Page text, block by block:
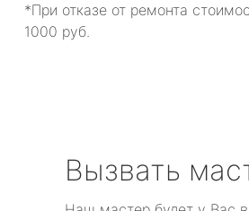
*При отказе от ремонта
1000 руб.
Вызвать